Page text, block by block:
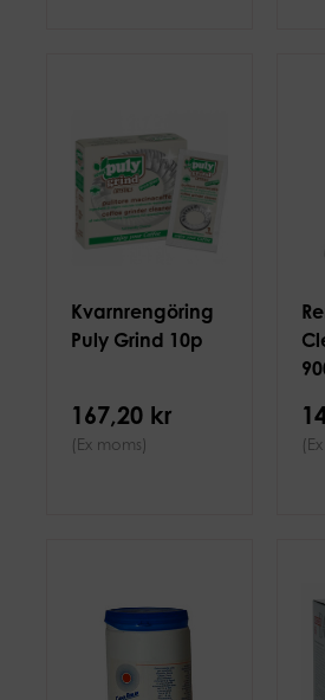
Kvarnrengöring
Puly Grind 10p
167,20 kr
(Ex moms)